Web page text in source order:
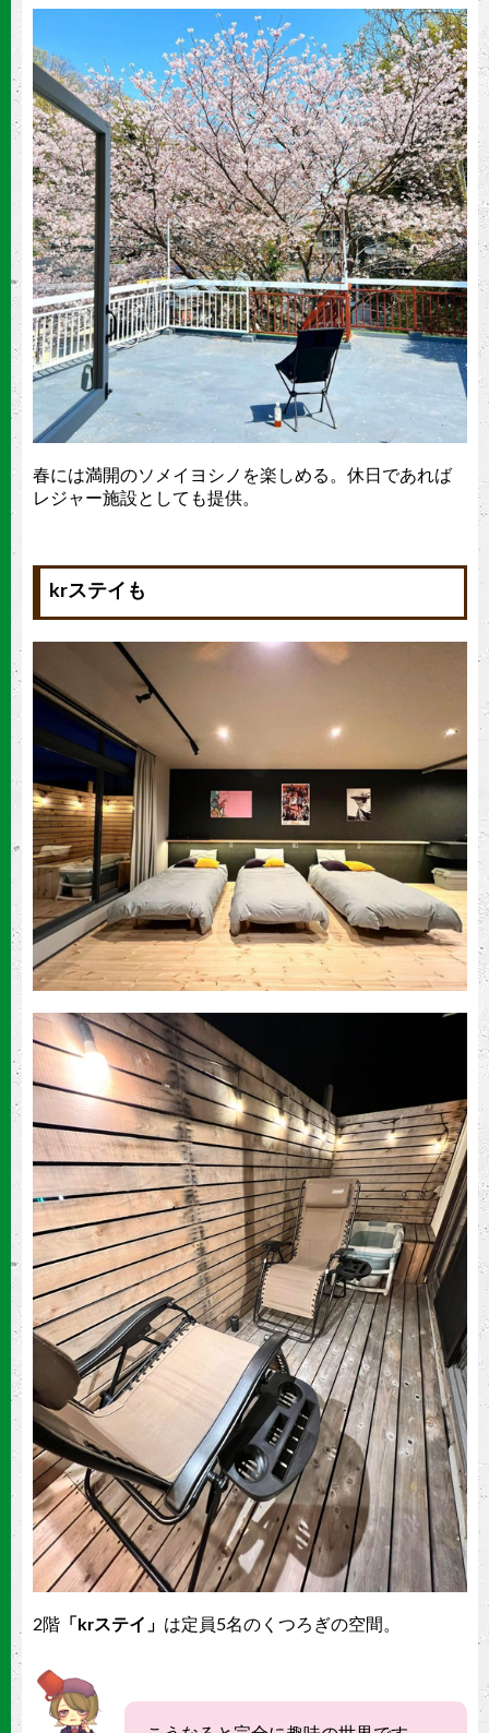
春には満開のソメイヨシノを楽しめる。休日であれば
レジャー施設としても提供。
krステイも
2階 「krステイ」 は定員5名のくつろぎの空間。